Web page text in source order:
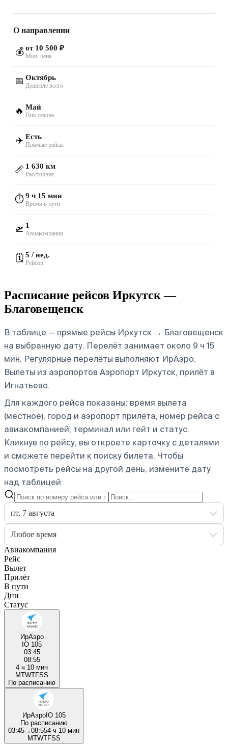
О направлении
💰 от 10 500 ₽
Мин. цена
📅 Октябрь
Дешевле всего
🔥 Май
Пик сезона
✈️ Есть
Прямые рейсы
📏 1 630 км
Расстояние
⏱️9 ч 15 мин
Время в пути
🛫 1
Авиакомпании
🗓️ 5 / нед.
Рейсов
Расписание рейсов Иркутск —
Благовещенск
В таблице — прямые рейсы Иркутск → Благовещенск
на выбранную дату. Перелёт занимает около 9 ч 15
мин. Регулярные перелёты выполняют ИрАэро.
Вылеты из аэропортов Аэропорт Иркутск, прилёт в
Игнатьево.
Для каждого рейса показаны: время вылета
(местное), город и аэропорт прилёта, номер рейса с
авиакомпанией, терминал или гейт и статус.
Кликнув по рейсу, вы откроете карточку с деталями
и сможете перейти к поиску билета. Чтобы
посмотреть рейсы на другой день, измените дату
над таблицей.
пт, 7 августа
Любое время
Авиакомпания
Рейс
Вылет
Прилёт
В пути
Дни
Статус
ИрАэро
IO 105
03:45
08:55
4 ч 10 мин
MTWTFSS
По расписанию
ИрАэроIO 105
По расписанию
03:45→08:554 ч 10 мин
MTWTFSS